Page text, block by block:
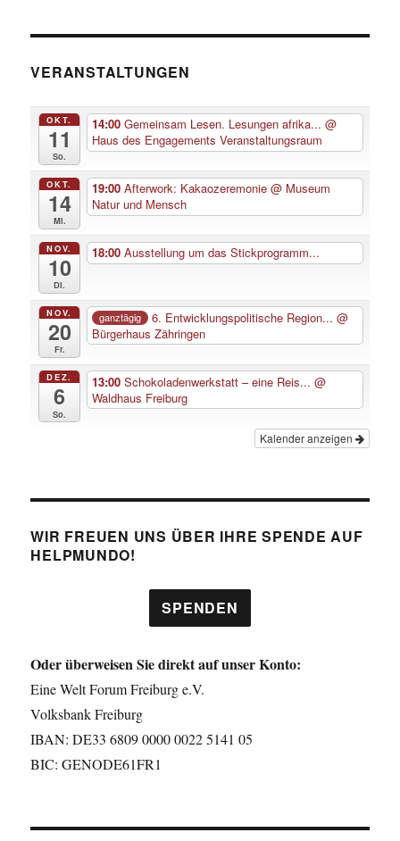
VERANSTALTUNGEN
OKT.
11
So.
14:00Gemeinsam Lesen. Lesungen afrika...@
Haus des Engagements Veranstaltungsraum
OKT.
14
Mi.
19:00Afterwork: Kakaozeremonie@ Museum
Natur und Mensch
NOV.
10
Di.
18:00Ausstellung um das Stickprogramm...
NOV.
20
Fr.
ganztägig 6. Entwicklungspolitische Region... @
Bürgerhaus Zähringen
DEZ.
6
So.
13:00Schokoladenwerkstatt – eine Reis...@
Waldhaus Freiburg
Kalender anzeigen
WIR FREUEN UNS ÜBER IHRE SPENDE AUF
HELPMUNDO!
SPENDEN
Oder überweisen Sie direkt auf unser Konto:
Eine Welt Forum Freiburg e.V.
Volksbank Freiburg
IBAN: DE33 6809 0000 0022 5141 05
BIC: GENODE61FR1